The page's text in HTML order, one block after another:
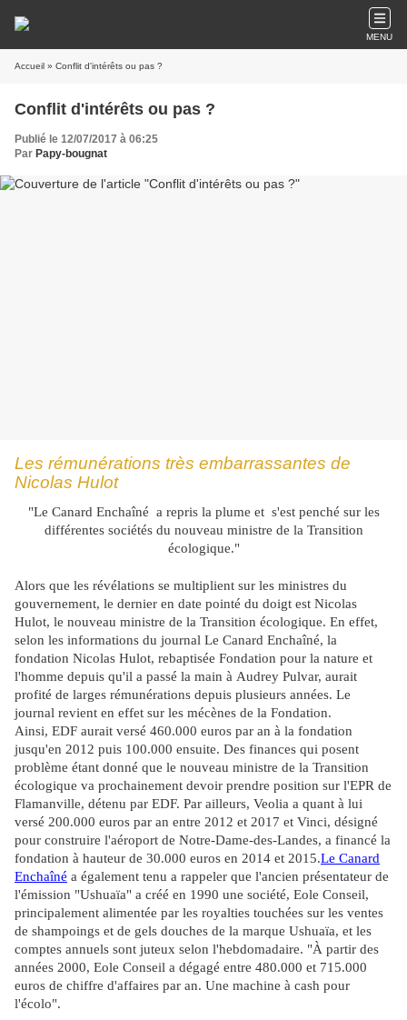
MENU
Accueil » Conflit d'intérêts ou pas ?
Conflit d'intérêts ou pas ?
Publié le 12/07/2017 à 06:25
Par Papy-bougnat
Les rémunérations très embarrassantes de
Nicolas Hulot
"Le Canard Enchaîné a repris la plume et s'est penché sur les
différentes sociétés du nouveau ministre de la Transition
écologique."
Alors que les révélations se multiplient sur les ministres du
gouvernement, le dernier en date pointé du doigt est Nicolas
Hulot, le nouveau ministre de la Transition écologique. En effet,
selon les informations du journal Le Canard Enchaîné, la
fondation Nicolas Hulot, rebaptisée Fondation pour la nature et
l'homme depuis qu'il a passé la main à Audrey Pulvar, aurait
profité de larges rémunérations depuis plusieurs années. Le
journal revient en effet sur les mécènes de la Fondation.
Ainsi, EDF aurait versé 460.000 euros par an à la fondation
jusqu'en 2012 puis 100.000 ensuite. Des finances qui posent
problème étant donné que le nouveau ministre de la Transition
écologique va prochainement devoir prendre position sur l'EPR de
Flamanville, détenu par EDF. Par ailleurs, Veolia a quant à lui
versé 200.000 euros par an entre 2012 et 2017 et Vinci, désigné
pour construire l'aéroport de Notre-Dame-des-Landes, a financé la
fondation à hauteur de 30.000 euros en 2014 et 2015.Le Canard
Enchaîné a également tenu a rappeler que l'ancien présentateur de
l'émission "Ushuaïa" a créé en 1990 une société, Eole Conseil,
principalement alimentée par les royalties touchées sur les ventes
de shampoings et de gels douches de la marque Ushuaïa, et les
comptes annuels sont juteux selon l'hebdomadaire. "À partir des
années 2000, Eole Conseil a dégagé entre 480.000 et 715.000
euros de chiffre d'affaires par an. Une machine à cash pour
l'écolo".